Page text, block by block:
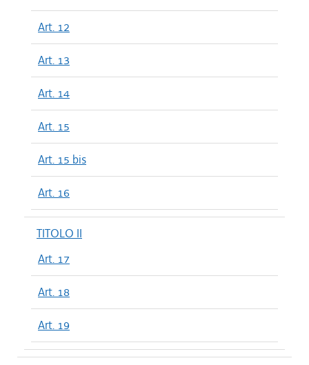
Art. 12
Art. 13
Art. 14
Art. 15
Art. 15 bis
Art. 16
TITOLO II
Art. 17
Art. 18
Art. 19